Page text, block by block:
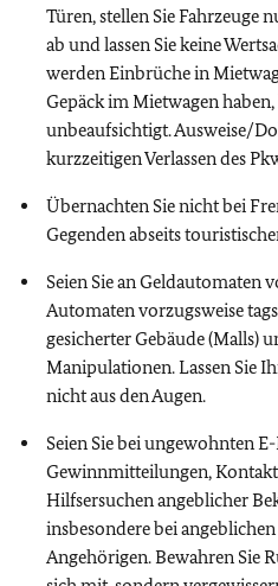
Türen, stellen Sie Fahrzeuge
ab und lassen Sie keine
werden Einbrüche in
Gepäck im Mietwagen
unbeaufsichtigt. Ausweise/
kurzzeitigen Verlassen des
Übernachten Sie nicht bei
Gegenden abseits
Seien Sie an Geldautomaten
Automaten vorzugsweise
gesicherter Gebäude (Malls)
Manipulationen. Lassen Sie
nicht aus den Augen.
Seien Sie bei ungewohnten
Gewinnmitteilungen,
Hilfsersuchen angeblicher
insbesondere bei
Angehörigen. Bewahren Sie